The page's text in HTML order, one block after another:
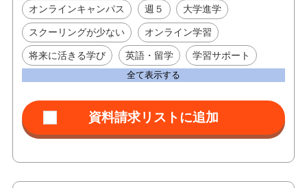
オンラインキャンパス 週５ 大学進学
スクーリングが少ない オンライン学習
将来に活きる学び 英語・留学 学習サポート
全て表示する